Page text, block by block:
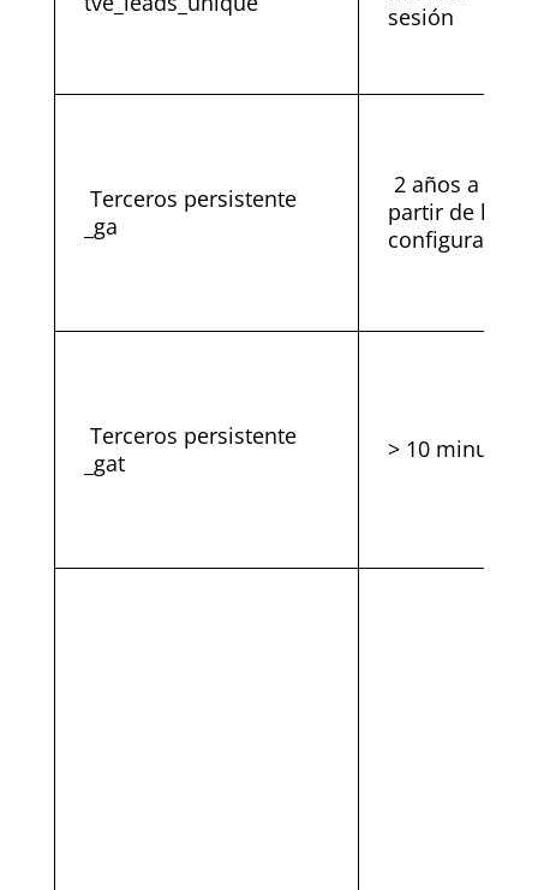
sesión
Terceros persistente
_ga
2 años a
partir de la
configuración
Terceros persistente
_gat
> 10 minutos